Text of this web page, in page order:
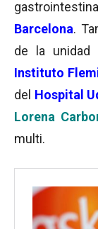
Barcelona.
de la unidad
Instituto
del Hospital
Lorena
multi.